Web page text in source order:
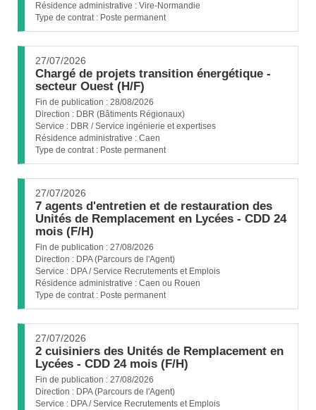
Résidence administrative : Vire-Normandie
Type de contrat : Poste permanent
27/07/2026
Chargé de projets transition énergétique -
secteur Ouest (H/F)
fenêtre)
Fin de publication : 28/08/2026
Direction : DBR (Bâtiments Régionaux)
Service : DBR / Service ingénierie et expertises
Résidence administrative : Caen
Type de contrat : Poste permanent
27/07/2026
7 agents d'entretien et de restauration des
Unités de Remplacement en Lycées - CDD 24
mois (F/H)
fenêtre)
Fin de publication : 27/08/2026
Direction : DPA (Parcours de l'Agent)
Service : DPA / Service Recrutements et Emplois
Résidence administrative : Caen ou Rouen
Type de contrat : Poste permanent
27/07/2026
2 cuisiniers des Unités de Remplacement en
Lycées - CDD 24 mois (F/H)
Fin de publication : 27/08/2026
Direction : DPA (Parcours de l'Agent)
Service : DPA / Service Recrutements et Emplois